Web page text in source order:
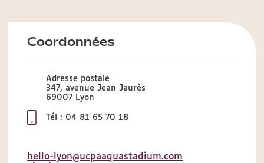
Coordonnées
Adresse postale
347, avenue Jean Jaurès
69007 Lyon
Tél : 04 81 65 70 18
hello-lyon@ucpaaquastadium.com